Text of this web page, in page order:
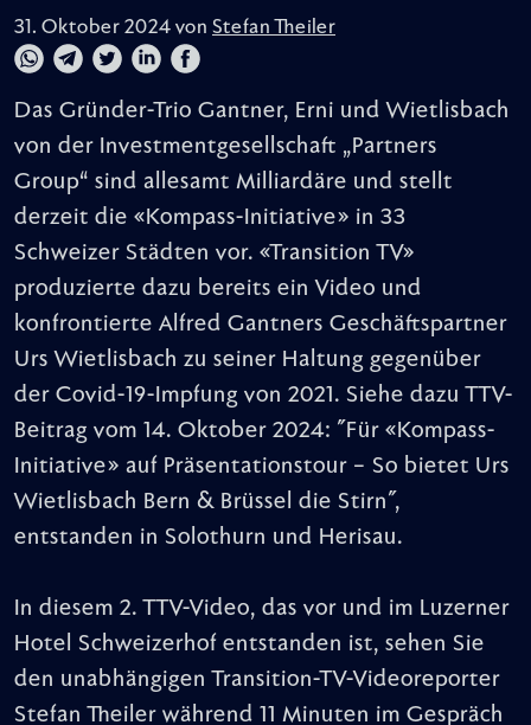
31. Oktober 2024 von Stefan Theiler
Das Gründer-Trio Gantner, Erni und Wietlisbach
von der Investmentgesellschaft „Partners
Group“ sind allesamt Milliardäre und stellt
derzeit die «Kompass-Initiative» in 33
Schweizer Städten vor. «Transition TV»
produzierte dazu bereits ein Video und
konfrontierte Alfred Gantners Geschäftspartner
Urs Wietlisbach zu seiner Haltung gegenüber
der Covid-19-Impfung von 2021. Siehe dazu TTV-
Beitrag vom 14. Oktober 2024: "Für «Kompass-
Initiative» auf Präsentationstour – So bietet Urs
Wietlisbach Bern & Brüssel die Stirn",
entstanden in Solothurn und Herisau.
In diesem 2. TTV-Video, das vor und im Luzerner
Hotel Schweizerhof entstanden ist, sehen Sie
den unabhängigen Transition-TV-Videoreporter
Stefan Theiler während 11 Minuten im Gespräch